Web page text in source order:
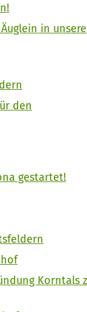
in unsere
den
gestartet!
Korntals